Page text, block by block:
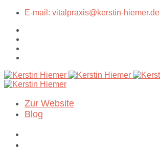
E-mail: vitalpraxis@kerstin-hiemer.de
Zur Website
Blog